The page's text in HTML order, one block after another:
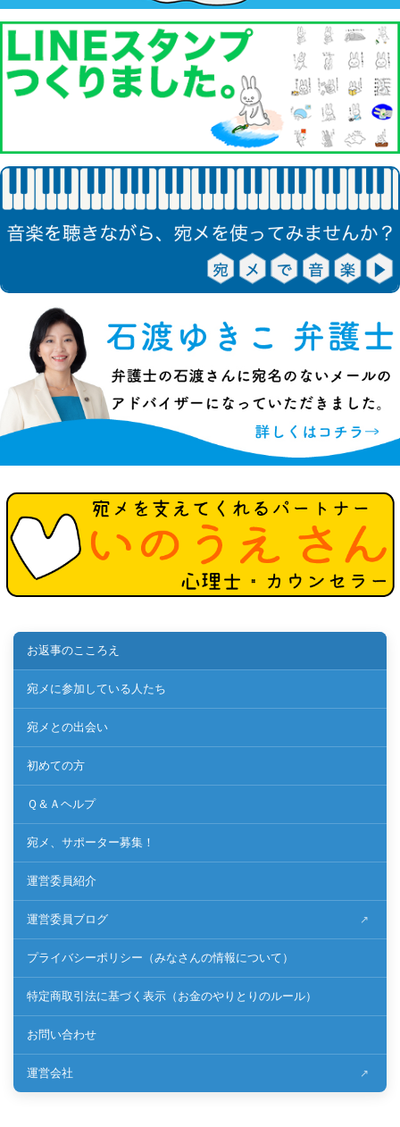
お返事のこころえ
宛メに参加している人たち
宛メとの出会い
初めての方
Ｑ＆Ａヘルプ
宛メ、サポーター募集！
運営委員紹介
運営委員ブログ
プライバシーポリシー（みなさんの情報について）
特定商取引法に基づく表示（お金のやりとりのルール）
お問い合わせ
運営会社